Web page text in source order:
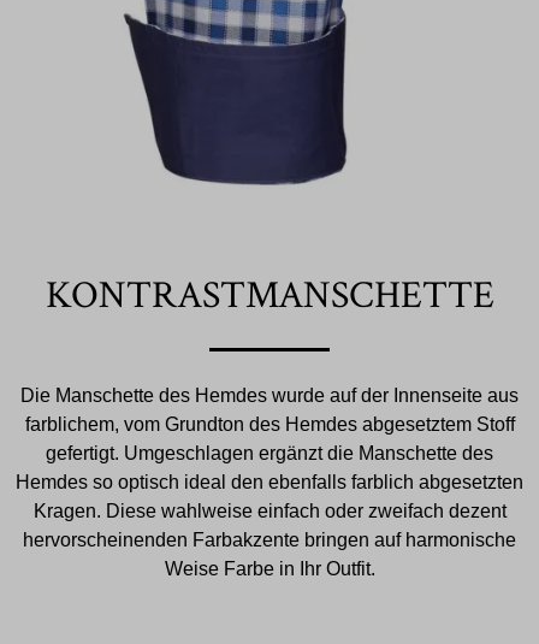
KONTRASTMANSCHETTE
Die Manschette des Hemdes wurde auf der Innenseite aus
farblichem, vom Grundton des Hemdes abgesetztem Stoff
gefertigt. Umgeschlagen ergänzt die Manschette des
Hemdes so optisch ideal den ebenfalls farblich abgesetzten
Kragen. Diese wahlweise einfach oder zweifach dezent
hervorscheinenden Farbakzente bringen auf harmonische
Weise Farbe in Ihr Outfit.